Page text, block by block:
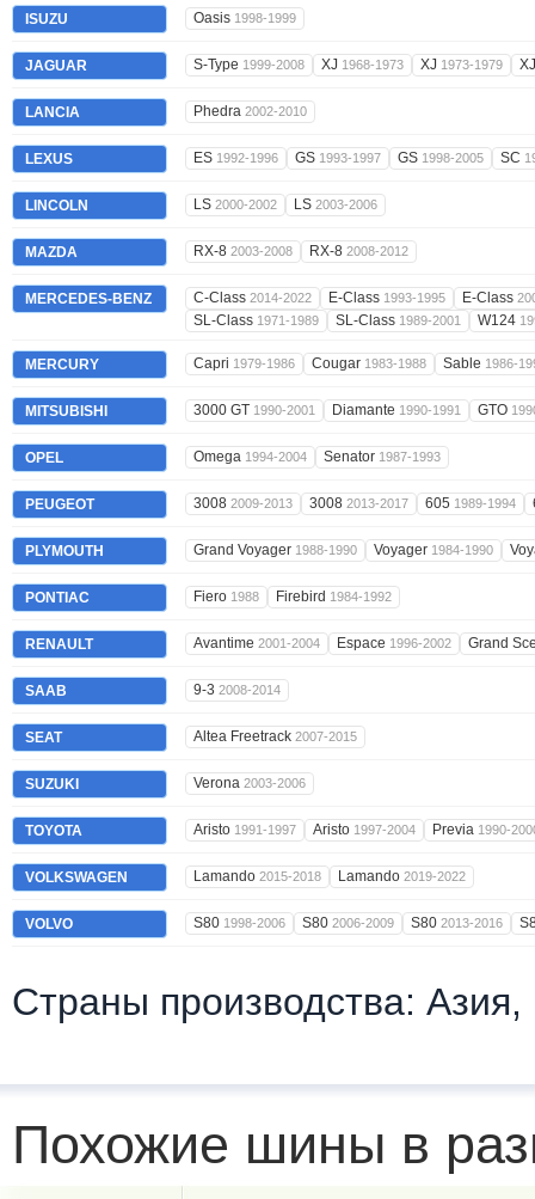
ISUZU Oasis 1998-1999
JAGUAR S-Type 1999-2008 XJ 1968-1973 XJ 1973-1979
LANCIA Phedra 2002-2010
LEXUS ES 1992-1996 GS 1993-1997 GS 1998-2005 SC
LINCOLN LS 2000-2002 LS 2003-2006
MAZDA RX-8 2003-2008 RX-8 2008-2012
MERCEDES-BENZ C-Class 2014-2022 E-Class 1993-1995 E-Class
SL-Class 1971-1989 SL-Class 1989-2001 W124
MERCURY Capri 1979-1986 Cougar 1983-1988 Sable 1986-
MITSUBISHI 3000 GT 1990-2001 Diamante 1990-1991 GTO
OPEL Omega 1994-2004 Senator 1987-1993
PEUGEOT 3008 2009-2013 3008 2013-2017 605 1989-1994
PLYMOUTH Grand Voyager 1988-1990 Voyager 1984-1990
PONTIAC Fiero 1988 Firebird 1984-1992
RENAULT Avantime 2001-2004 Espace 1996-2002 Grand
SAAB 9-3 2008-2014
SEAT Altea Freetrack 2007-2015
SUZUKI Verona 2003-2006
TOYOTA Aristo 1991-1997 Aristo 1997-2004 Previa 1990-
VOLKSWAGEN Lamando 2015-2018 Lamando 2019-2022
VOLVO S80 1998-2006 S80 2006-2009 S80 2013-2016
Страны производства: Азия,
Похожие шины в